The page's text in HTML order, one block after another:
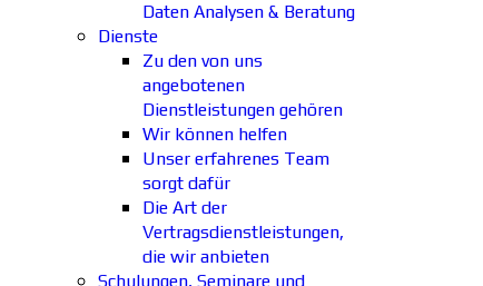
Daten Analysen & Beratung
Dienste
Zu den von uns
angebotenen
Dienstleistungen gehören
Wir können helfen
Unser erfahrenes Team
sorgt dafür
Die Art der
Vertragsdienstleistungen,
die wir anbieten
Schulungen, Seminare und